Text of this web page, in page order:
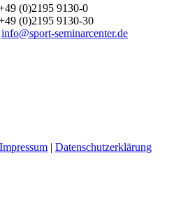
(0)2195 9130-0
(0)2195 9130-30
info@sport-seminarcenter.de
Impressum | Datenschutzerklärung